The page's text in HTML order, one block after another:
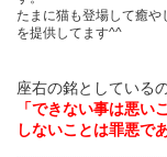
たまに猫も登場して癒や
を提供してます^^
座右の銘としている
「できない事は悪い
しないことは罪悪で